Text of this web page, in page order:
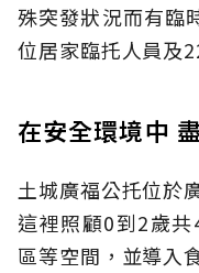
殊突發狀況而有臨
位居家臨托人員及
在安全環境中
土城廣福公托位於
這裡照顧0到2歲
區等空間，並導入